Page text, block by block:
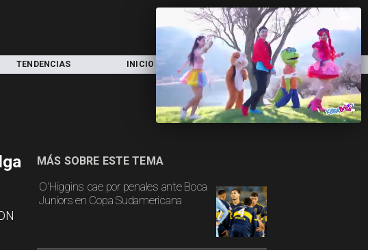
TENDENCIAS INICIO LOCAL NACIONAL
O'Higgins cae por penales ante Boca
Juniors en Copa Sudamericana
MÁS SOBRE ESTE TEMA